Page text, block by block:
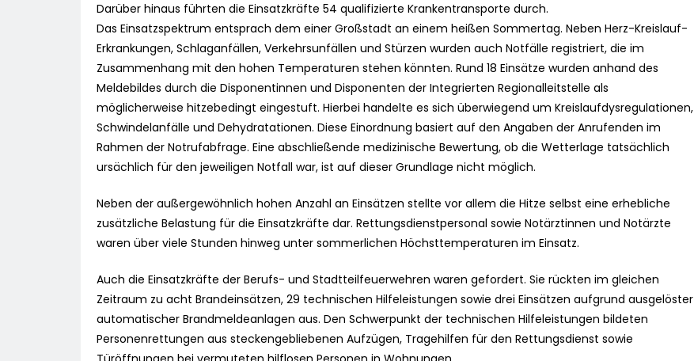
Darüber hinaus führten die Einsatzkräfte 54 qualifizierte Krankentransporte durch.
Das Einsatzspektrum entsprach dem einer Großstadt an einem heißen Sommertag. Neben Herz-Kreislauf-
Erkrankungen, Schlaganfällen, Verkehrsunfällen und Stürzen wurden auch Notfälle registriert, die im
Zusammenhang mit den hohen Temperaturen stehen könnten. Rund 18 Einsätze wurden anhand des
Meldebildes durch die Disponentinnen und Disponenten der Integrierten Regionalleitstelle als
möglicherweise hitzebedingt eingestuft. Hierbei handelte es sich überwiegend um Kreislaufdysregulationen,
Schwindelanfälle und Dehydratationen. Diese Einordnung basiert auf den Angaben der Anrufenden im
Rahmen der Notrufabfrage. Eine abschließende medizinische Bewertung, ob die Wetterlage tatsächlich
ursächlich für den jeweiligen Notfall war, ist auf dieser Grundlage nicht möglich.
Neben der außergewöhnlich hohen Anzahl an Einsätzen stellte vor allem die Hitze selbst eine erhebliche
zusätzliche Belastung für die Einsatzkräfte dar. Rettungsdienstpersonal sowie Notärztinnen und Notärzte
waren über viele Stunden hinweg unter sommerlichen Höchsttemperaturen im Einsatz.
Auch die Einsatzkräfte der Berufs- und Stadtteilfeuerwehren waren gefordert. Sie rückten im gleichen
Zeitraum zu acht Brandeinsätzen, 29 technischen Hilfeleistungen sowie drei Einsätzen aufgrund ausgelöster
automatischer Brandmeldeanlagen aus. Den Schwerpunkt der technischen Hilfeleistungen bildeten
Personenrettungen aus steckengebliebenen Aufzügen, Tragehilfen für den Rettungsdienst sowie